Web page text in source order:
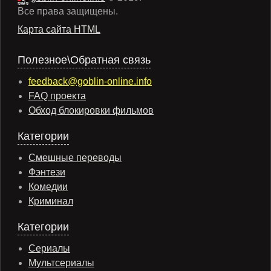
Все права защищены.
Карта сайта HTML
Полезное\Обратная связь
feedback@goblin-online.info
FAQ проекта
Обход блокировки фильмов
Категории
Смешные переводы
Фэнтези
Комедии
Криминал
Категории
Сериалы
Мультсериалы